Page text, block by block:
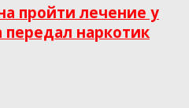
пройти лечение у
наркотик